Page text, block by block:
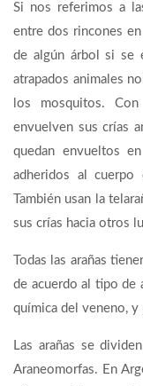
Si nos referimos a
entre dos rincones
de algún árbol si se
atrapados animales
los mosquitos.
envuelven sus crías
quedan envueltos
adheridos al
También usan la
sus crías hacia otros
Todas las arañas
de acuerdo al tipo de
química del veneno, y
Las arañas se
Araneomorfas. En